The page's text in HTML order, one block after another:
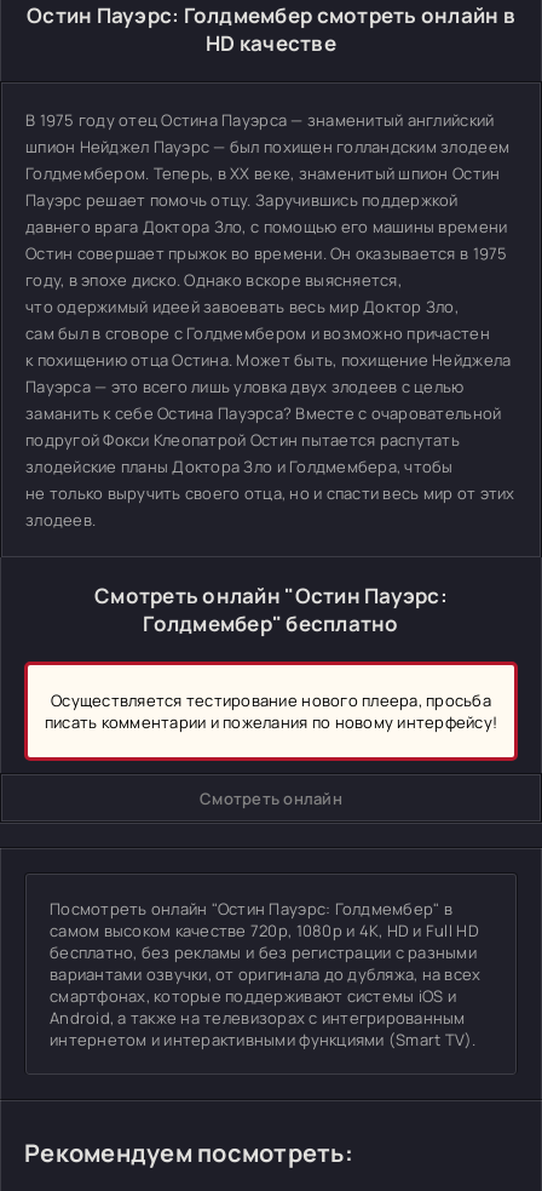
Остин Пауэрс: Голдмембер смотреть онлайн в
HD качестве
В 1975 году отец Остина Пауэрса — знаменитый английский
шпион Нейджел Пауэрс — был похищен голландским злодеем
Голдмембером. Теперь, в XX веке, знаменитый шпион Остин
Пауэрс решает помочь отцу. Заручившись поддержкой
давнего врага Доктора Зло, с помощью его машины времени
Остин совершает прыжок во времени. Он оказывается в 1975
году, в эпохе диско. Однако вскоре выясняется,
что одержимый идеей завоевать весь мир Доктор Зло,
сам был в сговоре с Голдмембером и возможно причастен
к похищению отца Остина. Может быть, похищение Нейджела
Пауэрса — это всего лишь уловка двух злодеев с целью
заманить к себе Остина Пауэрса? Вместе с очаровательной
подругой Фокси Клеопатрой Остин пытается распутать
злодейские планы Доктора Зло и Голдмембера, чтобы
не только выручить своего отца, но и спасти весь мир от этих
злодеев.
Смотреть онлайн "Остин Пауэрс:
Голдмембер" бесплатно
Осуществляется тестирование нового плеера, просьба
писать комментарии и пожелания по новому интерфейсу!
Смотреть онлайн
Посмотреть онлайн "Остин Пауэрс: Голдмембер" в
самом высоком качестве 720p, 1080p и 4K, HD и Full HD
бесплатно, без рекламы и без регистрации с разными
вариантами озвучки, от оригинала до дубляжа, на всех
смартфонах, которые поддерживают системы iOS и
Android, а также на телевизорах с интегрированным
интернетом и интерактивными функциями (Smart TV).
Рекомендуем посмотреть: